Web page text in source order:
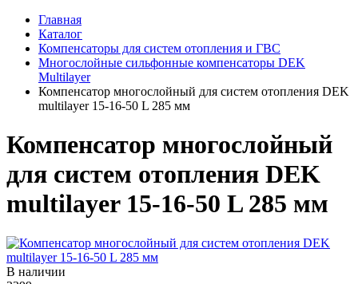
Главная
Каталог
Компенсаторы для систем отопления и ГВС
Многослойные сильфонные компенсаторы DEK
Multilayer
Компенсатор многослойный для систем отопления DEK
multilayer 15-16-50 L 285 мм
Компенсатор многослойный
для систем отопления DEK
multilayer 15-16-50 L 285 мм
В наличии